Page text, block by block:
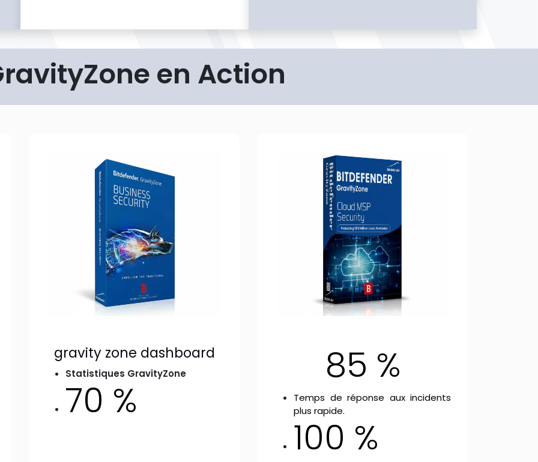
en Action
gravity zone dashboard
Statistiques GravityZone
70 %
85 %
Temps de réponse aux incidents
plus rapide.
100 %